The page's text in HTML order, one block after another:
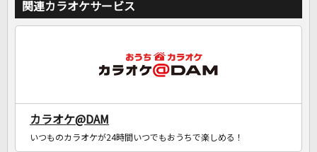
関連カラオケサービス
カラオケ@DAM
いつものカラオケが24時間いつでもおうちで楽しめる！